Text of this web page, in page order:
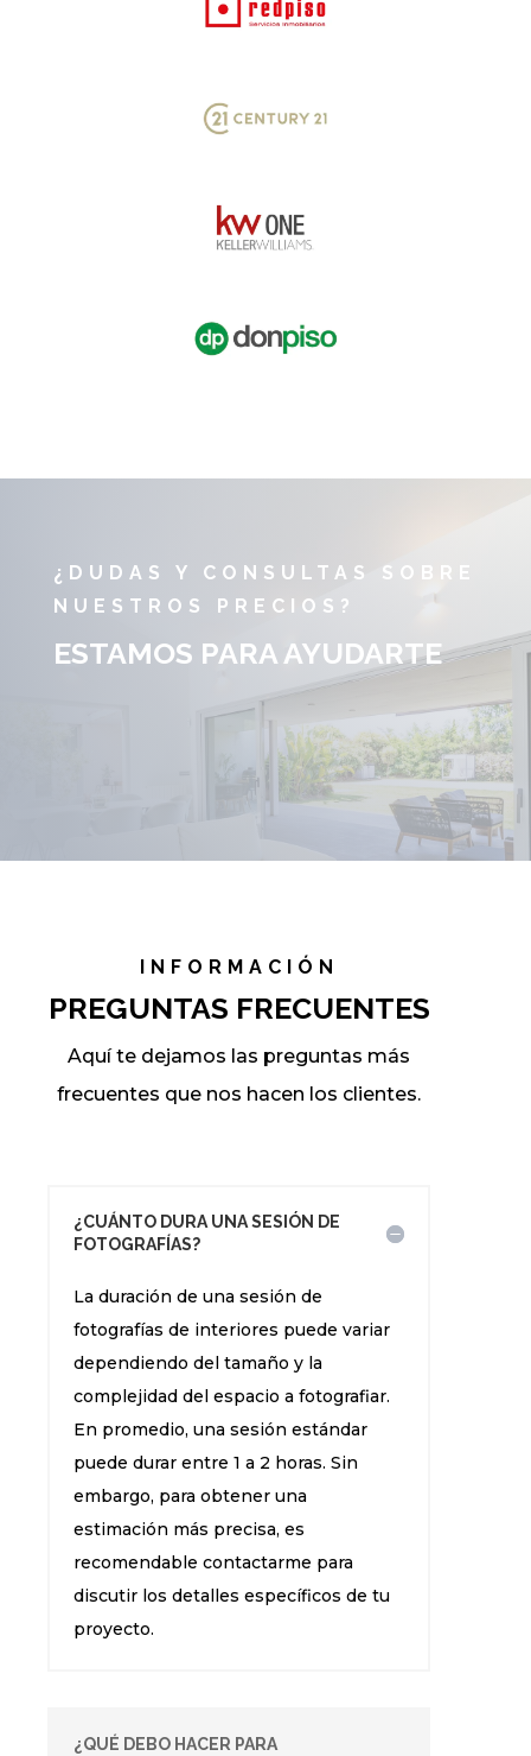
¿DUDAS Y CONSULTAS SOBRE
NUESTROS PRECIOS?
ESTAMOS PARA AYUDARTE
INFORMACIÓN
PREGUNTAS FRECUENTES
Aquí te dejamos las preguntas más
frecuentes que nos hacen los clientes.
¿CUÁNTO DURA UNA SESIÓN DE
FOTOGRAFÍAS?
La duración de una sesión de
fotografías de interiores puede variar
dependiendo del tamaño y la
complejidad del espacio a fotografiar.
En promedio, una sesión estándar
puede durar entre 1 a 2 horas. Sin
embargo, para obtener una
estimación más precisa, es
recomendable contactarme para
discutir los detalles específicos de tu
proyecto.
¿QUÉ DEBO HACER PARA